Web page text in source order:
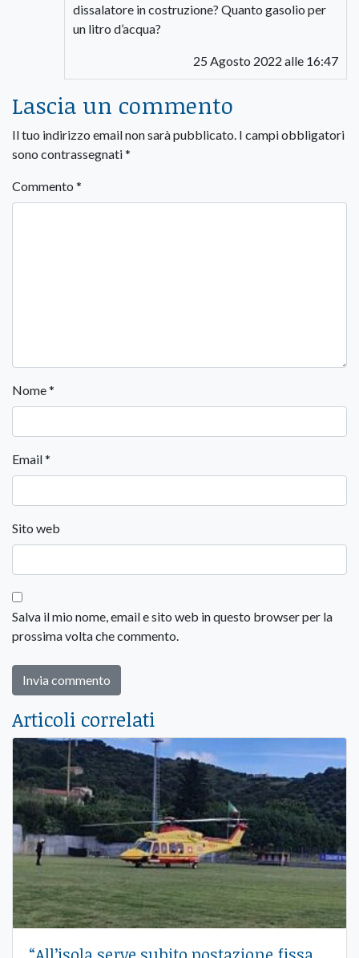
dissalatore in costruzione? Quanto gasolio per
un litro d’acqua?
25 Agosto 2022 alle 16:47
Lascia un commento
Il tuo indirizzo email non sarà pubblicato. I campi obbligatori
sono contrassegnati*
Commento *
Nome*
Email*
Sito web
Salva il mio nome, email e sito web in questo browser per la
prossima volta che commento.
Articoli correlati